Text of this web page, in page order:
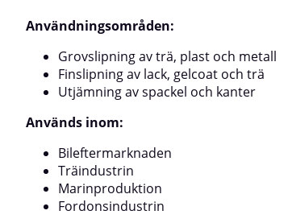
Användningsområden:
Grovslipning av trä, plast och metall
Finslipning av lack, gelcoat och trä
Utjämning av spackel och kanter
Används inom:
Bileftermarknaden
Träindustrin
Marinproduktion
Fordonsindustrin